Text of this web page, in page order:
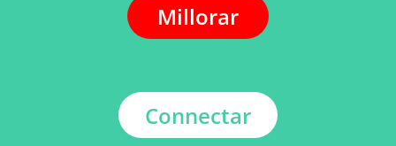
Millorar
Connectar